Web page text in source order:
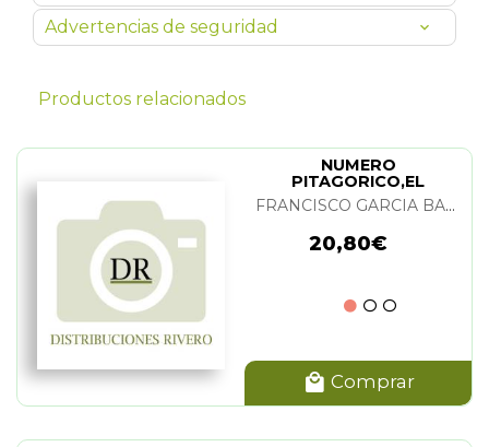
Advertencias de seguridad
Productos relacionados
NUMERO
PITAGORICO,EL
FRANCISCO GARCIA BAZAN
20,80€
Comprar